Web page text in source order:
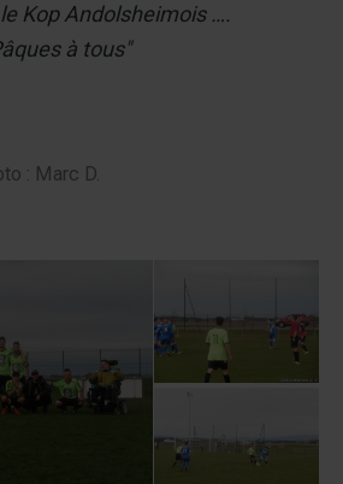
Kop Andolsheimois ….
à tous"
: Marc D.